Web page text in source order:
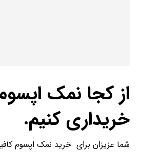
از کجا نمک
خریداری کنیم.
شما عزیزان برای خرید نمک اپسوم